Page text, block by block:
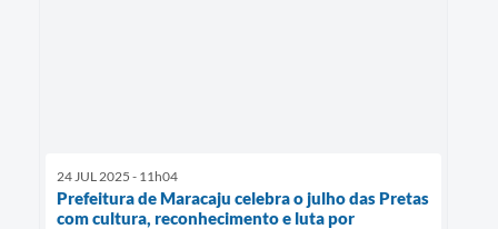
24 JUL 2025 - 11h04
Prefeitura de Maracaju celebra o julho das Pretas
com cultura, reconhecimento e luta por